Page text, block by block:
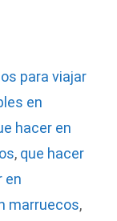
para viajar
en
hacer en
, que hacer
en
marruecos,